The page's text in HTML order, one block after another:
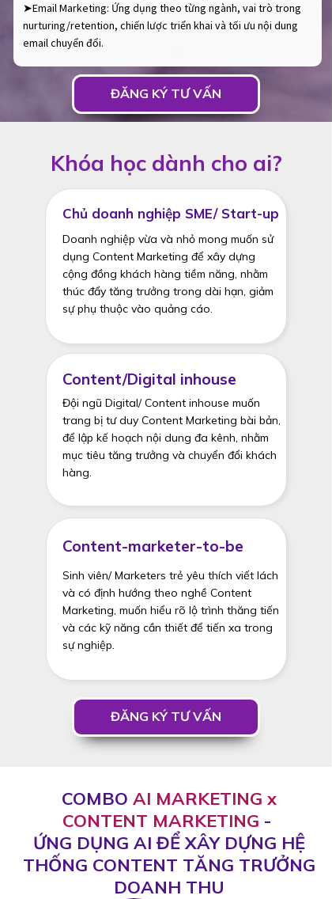
➤Email Marketing: Ứng dụng theo từng ngành, vai trò trong
nurturing/retention, chiến lược triển khai và tối ưu nội dung
email chuyển đổi.
ĐĂNG KÝ TƯ VẤN
Khóa học dành cho ai?
Doanh nghiệp vừa và nhỏ mong muốn sử
dụng Content Marketing để xây dựng
cộng đồng khách hàng tiềm năng, nhằm
thúc đẩy tăng trưởng trong dài hạn, giảm
sự phụ thuộc vào quảng cáo.
Chủ doanh nghiệp SME/ Start-up
Đội ngũ Digital/ Content inhouse muốn
trang bị tư duy Content Marketing bài bản,
để lập kế hoạch nội dung đa kênh, nhằm
mục tiêu tăng trưởng và chuyển đổi khách
hàng.
Content/Digital inhouse
Sinh viên/ Marketers trẻ yêu thích viết lách
và có định hướng theo nghề Content
Marketing, muốn hiểu rõ lộ trình thăng tiến
và các kỹ năng cần thiết để tiến xa trong
sự nghiệp.
Content-marketer-to-be
ĐĂNG KÝ TƯ VẤN
COMBO AI MARKETING x
CONTENT MARKETING -
ỨNG DỤNG AI ĐỂ XÂY DỰNG HỆ
THỐNG CONTENT TĂNG TRƯỞNG
DOANH THU